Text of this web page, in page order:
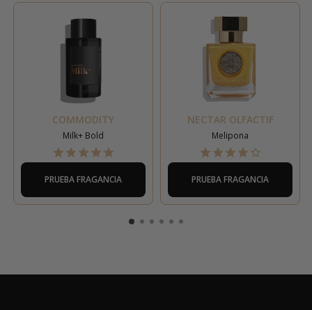
COMMODITY
Milk+ Bold
PRUEBA FRAGANCIA
NECTAR OLFACTIF
Melipona
PRUEBA FRAGANCIA